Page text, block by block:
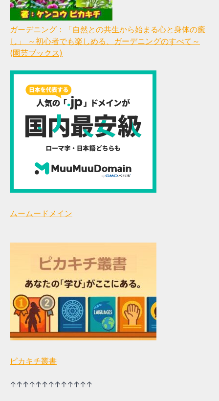
ガーデニング：「自然との共生から始まる心と身体の癒
し」 ～初心者でも楽しめる、ガーデニングのすべて～
(園芸ブックス)
ムームードメイン
ピカキチ叢書
↑↑↑↑↑↑↑↑↑↑↑↑↑